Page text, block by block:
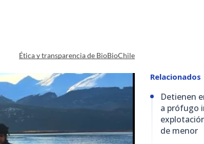
Ética y transparencia de BioBioChile
Relacionados
Detienen
a prófugo
de menor